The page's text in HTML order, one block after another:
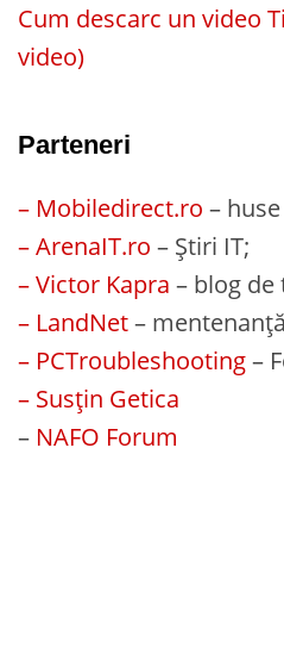
Cum descarc un video
video)
Parteneri
– Mobiledirect.ro –
– ArenaIT.ro – Știri IT;
– Victor Kapra – blog de
– LandNet–
– PCTroubleshooting–
– Susțin Getica
– NAFO Forum